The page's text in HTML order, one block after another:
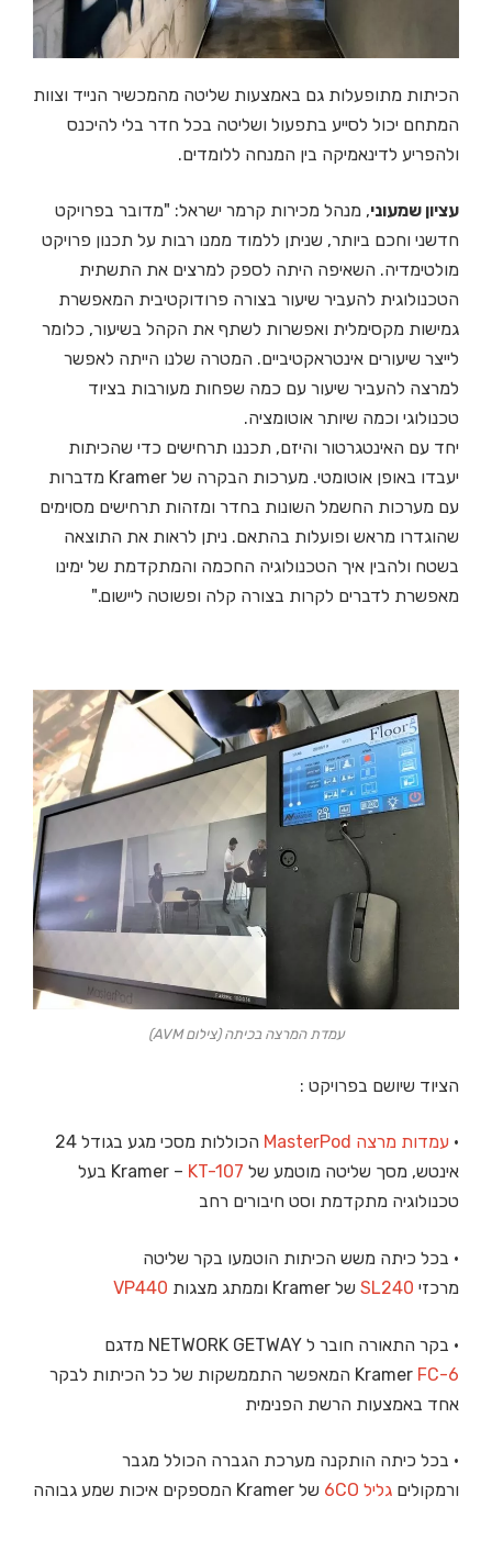
הכיתות מתופעלות גם באמצעות שליטה מהמכשיר הנייד וצוות
המתחם יכול לסייע בתפעול ושליטה בכל חדר בלי להיכנס
ולהפריע לדינאמיקה בין המנחה ללומדים.
עציון שמעוני, מנהל מכירות קרמר ישראל: "מדובר בפרויקט
חדשני וחכם ביותר, שניתן ללמוד ממנו רבות על תכנון פרויקט
מולטימדיה. השאיפה היתה לספק למרצים את התשתית
הטכנולוגית להעביר שיעור בצורה פרודוקטיבית המאפשרת
גמישות מקסימלית ואפשרות לשתף את הקהל בשיעור, כלומר
לייצר שיעורים אינטראקטיביים. המטרה שלנו הייתה לאפשר
למרצה להעביר שיעור עם כמה שפחות מעורבות בציוד
טכנולוגי וכמה שיותר אוטומציה.
יחד עם האינטגרטור והיזם, תכננו תרחישים כדי שהכיתות
יעבדו באופן אוטומטי. מערכות הבקרה של Kramer מדברות
עם מערכות החשמל השונות בחדר ומזהות תרחישים מסוימים
שהוגדרו מראש ופועלות בהתאם. ניתן לראות את התוצאה
בשטח ולהבין איך הטכנולוגיה החכמה והמתקדמת של ימינו
מאפשרת לדברים לקרות בצורה קלה ופשוטה ליישום."
עמדת המרצה בכיתה (צילום AVM)
הציוד שיושם בפרויקט :
• עמדות מרצה MasterPod
הכוללות מסכי מגע בגודל 24
אינטש, מסך שליטה מוטמע של Kramer – KT-107
בעל
טכנולוגיה מתקדמת וסט חיבורים רחב
• בכל כיתה משש הכיתות הוטמעו בקר שליטה
מרכזי SL240 של Kramer וממתג מצגות VP440
• בקר התאורה חובר ל NETWORK GETWAY מדגם
Kramer FC-6
המאפשר התממשקות של כל הכיתות לבקר
אחד באמצעות הרשת הפנימית
• בכל כיתה הותקנה מערכת הגברה הכולל מגבר
ורמקולים גליל 6CO של Kramer המספקים איכות שמע גבוהה